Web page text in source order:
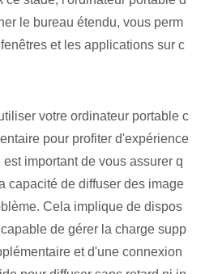
le bureau étendu, vous perm
et les applications sur c
votre ordinateur portable c
pour profiter d'expérience
important de vous assurer q
capacité de diffuser des image
Cela implique de dispos
de gérer la charge supp
et d'une connexion